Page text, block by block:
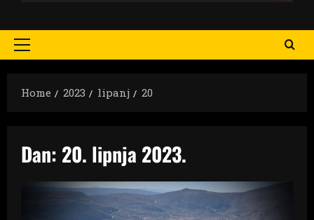
Primary
Home
2023 lipanj 20
Dan: 20. lipnja 2023.